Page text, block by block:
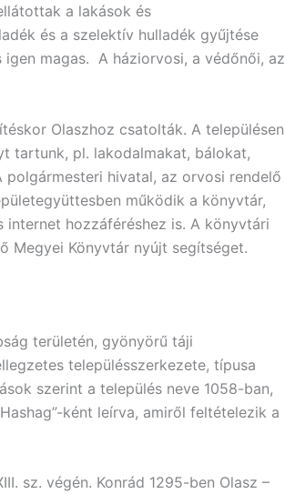
a lakások és
és a szelektív hulladék gyűjtése
magas. A háziorvosi, a védőnői, az
Olaszhoz csatolták. A településen
tartunk, pl. lakodalmakat, bálokat,
hivatal, az orvosi rendelő
működik a könyvtár,
internet hozzáféréshez is. A könyvtári
Megyei Könyvtár nyújt segítséget.
területén, gyönyörű táji
településszerkezete, típusa
szerint a település neve 1058-ban,
ként leírva, amiről feltételezik a
sz. végén. Konrád 1295-ben Olasz –